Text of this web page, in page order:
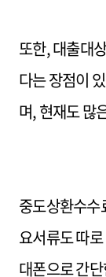
또한, 대출대
다는 장점이
며, 현재도 많
중도상환수수
요서류도 따
대폰으로 간